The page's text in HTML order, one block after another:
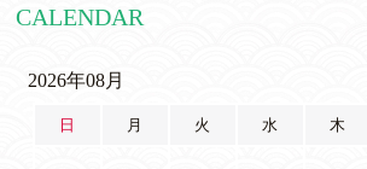
CALENDAR
2026年08月
日 月 火 水 木